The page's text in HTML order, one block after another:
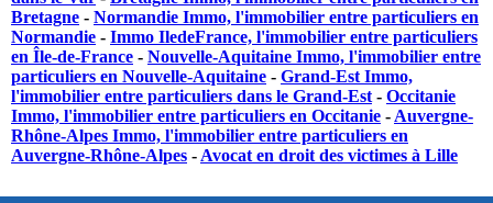
Bretagne - Normandie Immo, l'immobilier entre particuliers en
Normandie - Immo IledeFrance, l'immobilier entre particuliers
en Île-de-France - Nouvelle-Aquitaine Immo, l'immobilier entre
particuliers en Nouvelle-Aquitaine - Grand-Est Immo,
l'immobilier entre particuliers dans le Grand-Est - Occitanie
Immo, l'immobilier entre particuliers en Occitanie - Auvergne-
Rhône-Alpes Immo, l'immobilier entre particuliers en
Auvergne-Rhône-Alpes - Avocat en droit des victimes à Lille